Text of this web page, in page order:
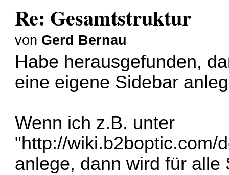
Re: Gesamtstruktur
von Gerd Bernau
Habe herausgefunden,
eine eigene Sidebar
Wenn ich z.B. unter
"http://wiki.b2boptic.com/
anlege, dann wird für alle